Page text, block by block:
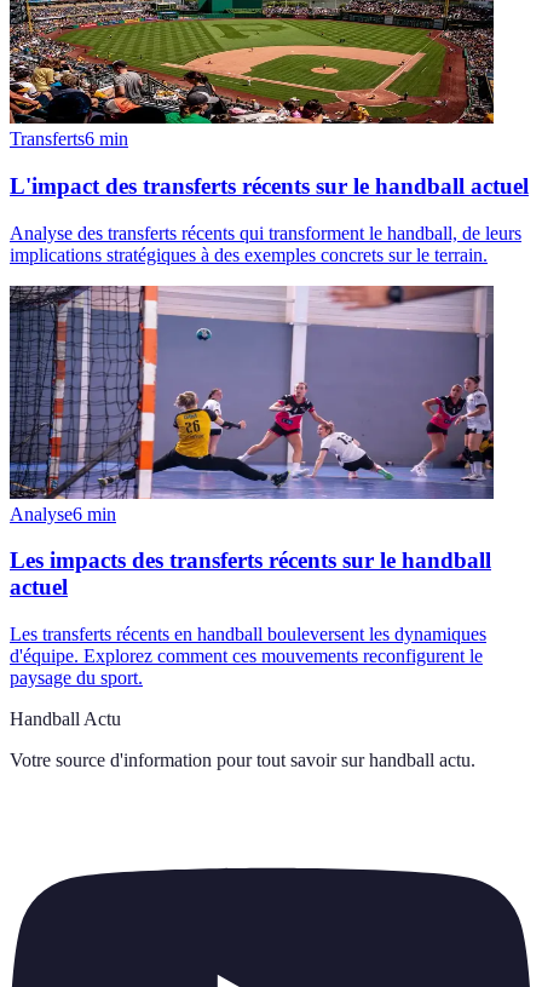
Transferts6 min
L'impact des transferts récents sur le handball actuel
Analyse des transferts récents qui transforment le handball, de leurs
implications stratégiques à des exemples concrets sur le terrain.
Analyse6 min
Les impacts des transferts récents sur le handball
actuel
Les transferts récents en handball bouleversent les dynamiques
d'équipe. Explorez comment ces mouvements reconfigurent le
paysage du sport.
Handball Actu
Votre source d'information pour tout savoir sur handball actu.